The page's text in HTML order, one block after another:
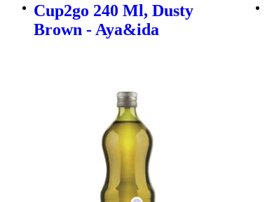
Cup2go 240 Ml, Dusty
Brown - Aya&ida